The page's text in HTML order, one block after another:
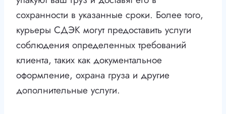
сохранности в указанные сроки. Более того,
курьеры СДЭК могут предоставить услуги
соблюдения определенных требований
клиента, таких как документальное
оформление, охрана груза и другие
дополнительные услуги.